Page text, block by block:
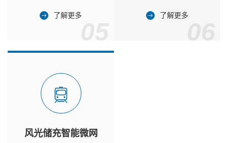
了解更多 了解更多
风光储充智能微网